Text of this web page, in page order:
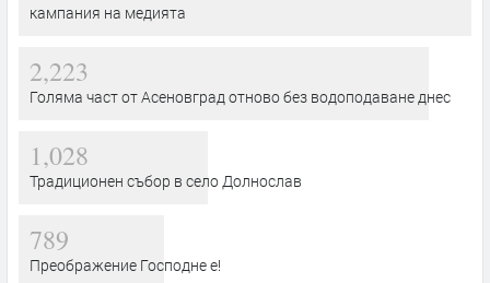
кампания на медията
2,223
Голяма част от Асеновград отново без водоподаване днес
1,028
Традиционен събор в село Долнослав
789
Преображение Господне е!